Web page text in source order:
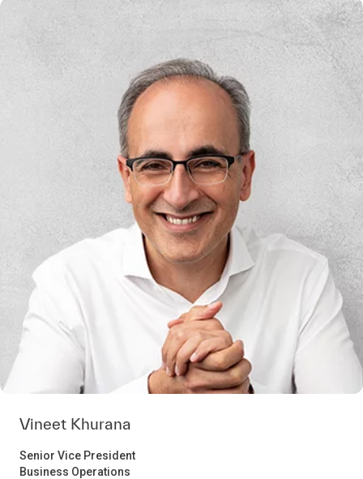
Vineet Khurana
Senior Vice President
Business Operations